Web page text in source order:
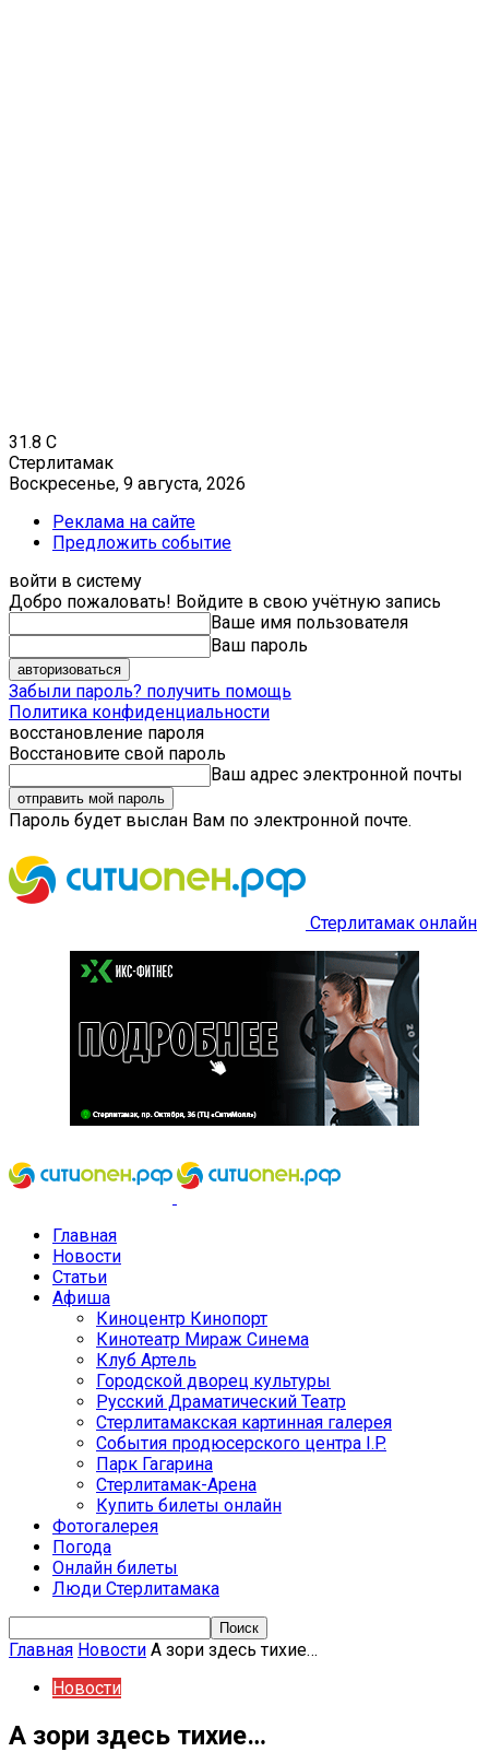
31.8 C
Стерлитамак
Воскресенье, 9 августа, 2026
Реклама на сайте
Предложить событие
войти в систему
Добро пожаловать! Войдите в свою учётную запись
Ваше имя пользователя
Ваш пароль
Забыли пароль? получить помощь
Политика конфиденциальности
восстановление пароля
Восстановите свой пароль
Ваш адрес электронной почты
Пароль будет выслан Вам по электронной почте.
Стерлитамак онлайн
Главная
Новости
Статьи
Афиша
Киноцентр Кинопорт
Кинотеатр Мираж Синема
Клуб Артель
Городской дворец культуры
Русский Драматический Театр
Стерлитамакская картинная галерея
События продюсерского центра I.P.
Парк Гагарина
Стерлитамак-Арена
Купить билеты онлайн
Фотогалерея
Погода
Онлайн билеты
Люди Стерлитамака
Главная Новости А зори здесь тихие…
Новости
А зори здесь тихие…